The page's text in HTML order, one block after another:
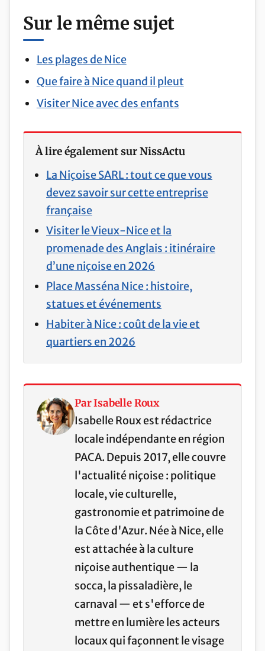
Sur le même sujet
Les plages de Nice
Que faire à Nice quand il pleut
Visiter Nice avec des enfants
À lire également sur NissActu
La Niçoise SARL : tout ce que vous
devez savoir sur cette entreprise
française
Visiter le Vieux-Nice et la
promenade des Anglais : itinéraire
d’une niçoise en 2026
Place Masséna Nice : histoire,
statues et événements
Habiter à Nice : coût de la vie et
quartiers en 2026
Par Isabelle Roux
Isabelle Roux est rédactrice
locale indépendante en région
PACA. Depuis 2017, elle couvre
l'actualité niçoise : politique
locale, vie culturelle,
gastronomie et patrimoine de
la Côte d'Azur. Née à Nice, elle
est attachée à la culture
niçoise authentique — la
socca, la pissaladière, le
carnaval — et s'efforce de
mettre en lumière les acteurs
locaux qui façonnent le visage